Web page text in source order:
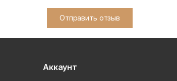
Отправить отзыв
Аккаунт